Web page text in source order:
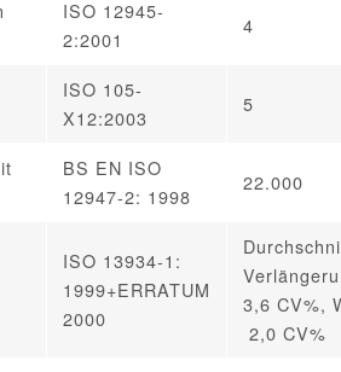
ISO 12945-
2:2001
4
ISO 105-
X12:2003
5
BS EN ISO
12947-2: 1998
22.000
ISO 13934-1:
1999+ERRATUM
2000
3,6 CV%,
2,0 CV%